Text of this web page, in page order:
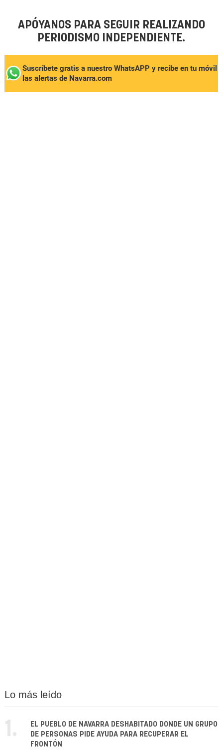
APÓYANOS PARA SEGUIR REALIZANDO
PERIODISMO INDEPENDIENTE.
Suscríbete gratis a nuestro WhatsAPP y recibe en tu móvil
las alertas de Navarra.com
Lo más leído
1.
EL PUEBLO DE NAVARRA DESHABITADO DONDE UN GRUPO
DE PERSONAS PIDE AYUDA PARA RECUPERAR EL
FRONTÓN